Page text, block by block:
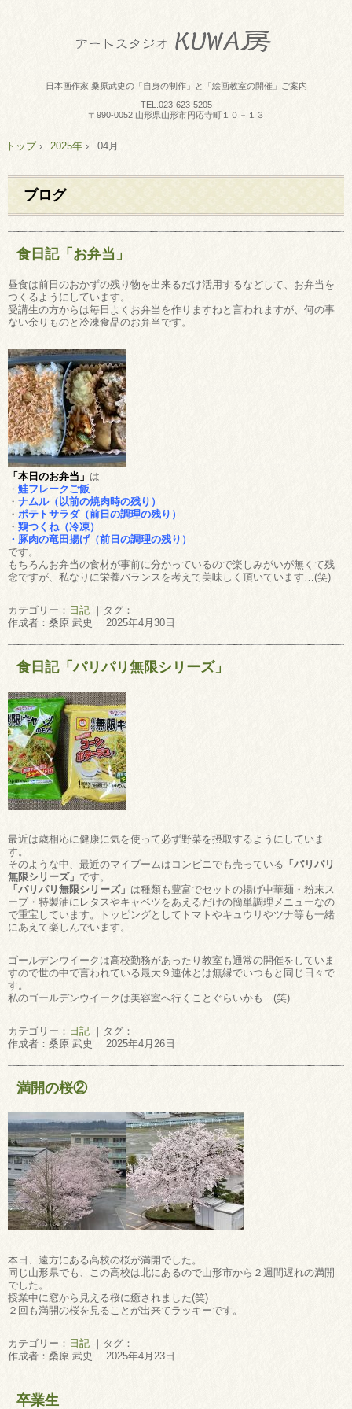
日本画作家 桑原武史の「自身の制作」と「絵画教室の開催」ご案内
TEL. 023-623-5205
〒990-0052 山形県山形市円応寺町１０－１３
トップ› 2025年 › 04月
ブログ
食日記「お弁当」
昼食は前日のおかずの残り物を出来るだけ活用するなどして、お弁当を
つくるようにしています。
受講生の方からは毎日よくお弁当を作りますねと言われますが、何の事
ない余りものと冷凍食品のお弁当です。
「本日のお弁当」 は
・ 鮭フレークご飯
・ ナムル（以前の焼肉時の残り）
・ ポテトサラダ（前日の調理の残り）
・ 鶏つくね （冷凍）
・豚肉の竜田揚げ（前日の調理の残り）
です。
もちろんお弁当の食材が事前に分かっているので楽しみがいが無くて残
念ですが、私なりに栄養バランスを考えて美味しく頂いています…(笑)
カテゴリー： 日記 ｜タグ：
作成者：桑原 武史 ｜2025年4月30日
食日記「パリパリ無限シリーズ」
最近は歳相応に健康に気を使って必ず野菜を摂取するようにしていま
す。
そのような中、最近のマイブームはコンビニでも売っている 「パリパリ
無限シリーズ」 です。
「パリパリ無限シリーズ」 は種類も豊富でセットの揚げ中華麺・粉末ス
ープ・特製油にレタスやキャベツをあえるだけの簡単調理メニューなの
で重宝しています。トッピングとしてトマトやキュウリやツナ等も一緒
にあえて楽しんでいます。
ゴールデンウイークは高校勤務があったり教室も通常の開催をしていま
すので世の中で言われている最大９連休とは無縁でいつもと同じ日々で
す。
私のゴールデンウイークは美容室へ行くことぐらいかも…(笑)
カテゴリー： 日記 ｜タグ：
作成者：桑原 武史 ｜2025年4月26日
満開の桜②
本日、遠方にある高校の桜が満開でした。
同じ山形県でも、この高校は北にあるので山形市から２週間遅れの満開
でした。
授業中に窓から見える桜に癒されました(笑)
２回も満開の桜を見ることが出来てラッキーです。
カテゴリー： 日記 ｜タグ：
作成者：桑原 武史 ｜2025年4月23日
卒業生